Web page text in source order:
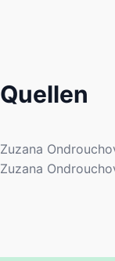
Quellen
Zuzana
Zuzana